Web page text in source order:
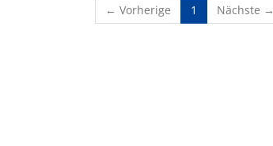
← Vorherige 1 (current)
Nächste →